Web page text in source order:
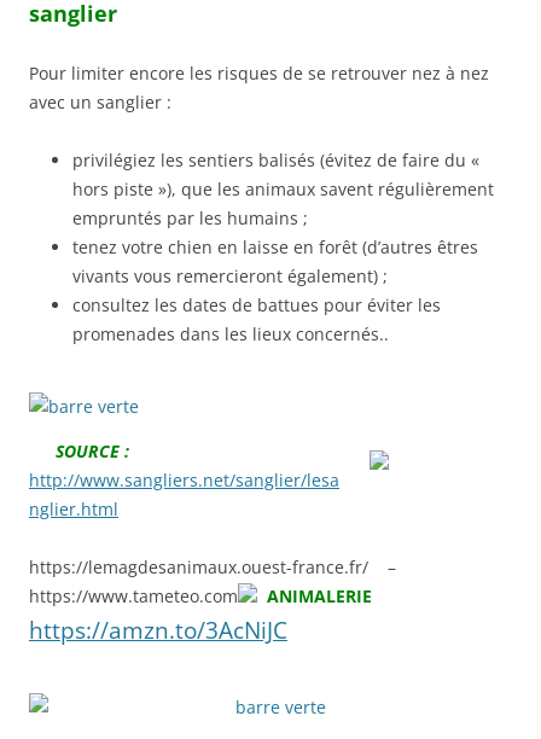
sanglier
Pour limiter encore les risques de se retrouver nez à nez
avec un sanglier :
privilégiez les sentiers balisés (évitez de faire du «
hors piste »), que les animaux savent régulièrement
empruntés par les humains ;
tenez votre chien en laisse en forêt (d’autres êtres
vivants vous remercieront également) ;
consultez les dates de battues pour éviter les
promenades dans les lieux concernés..
SOURCE :
http://www.sangliers.net/sanglier/lesa
nglier.html
https://lemagdesanimaux.ouest-france.fr/ –
https://www.tameteo.com
ANIMALERIE
https://amzn.to/3AcNiJC